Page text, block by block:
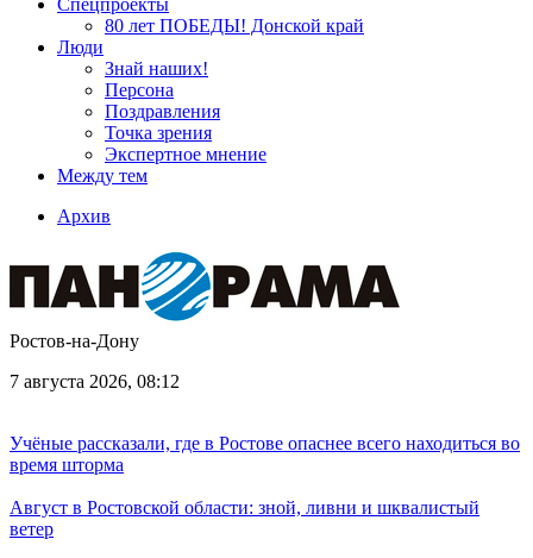
Спецпроекты
80 лет ПОБЕДЫ! Донской край
Люди
Знай наших!
Персона
Поздравления
Точка зрения
Экспертное мнение
Между тем
Архив
Ростов-на-Дону
7 августа 2026, 08:12
Учёные рассказали, где в Ростове опаснее всего находиться во
время шторма
Август в Ростовской области: зной, ливни и шквалистый
ветер